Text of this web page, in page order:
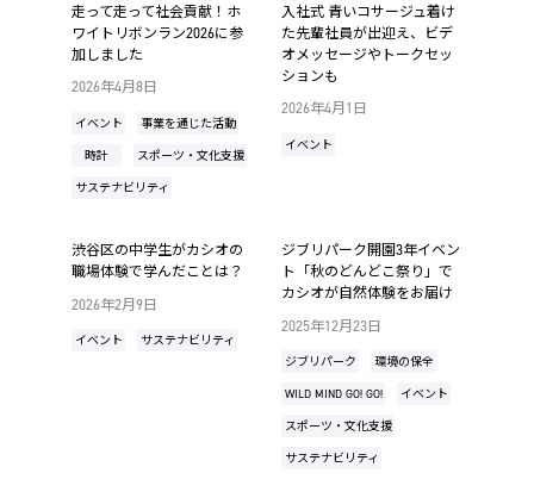
2026年4月8日
イベント 事業を通じた活動
時計 スポーツ・文化支援
サステナビリティ
走って走って社会貢献！ホ
ワイトリボンラン2026に参
加しました
2026年4月1日
イベント
入社式 青いコサージュ着け
た先輩社員が出迎え、ビデ
オメッセージやトークセッ
ションも
2026年2月9日
イベント サステナビリティ
渋谷区の中学生がカシオの
職場体験で学んだことは？
2025年12月23日
ジブリパーク 環境の保全
WILD MIND GO! GO! イベント
スポーツ・文化支援
サステナビリティ
ジブリパーク開園3年イベン
ト「秋のどんどこ祭り」で
カシオが自然体験をお届け